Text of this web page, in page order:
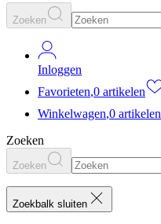
Zoeken
Inloggen
Favorieten,0 artikelen
Winkelwagen,0 artikelen
Zoeken
Zoeken
Zoekbalk sluiten